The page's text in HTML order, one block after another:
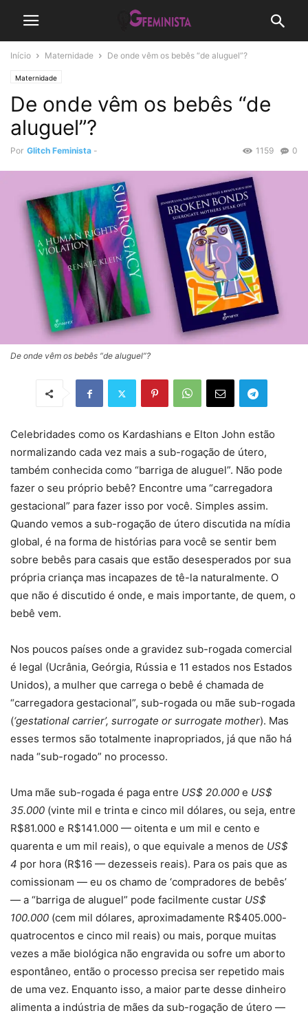
Início Maternidade De onde vêm os bebês “de aluguel”?
Maternidade
De onde vêm os bebês “de
aluguel”?
Por Glitch Feminista - 0
1159
De onde vêm os bebês “de aluguel”?
Celebridades como os Kardashians e Elton John estão
normalizando cada vez mais a sub-rogação de útero,
também conhecida como “barriga de aluguel”. Não pode
fazer o seu próprio bebê? Encontre uma “carregadora
gestacional” para fazer isso por você. Simples assim.
Quando vemos a sub-rogação de útero discutida na mídia
global, é na forma de histórias para você se sentir bem
sobre bebês para casais que estão desesperados por sua
própria criança mas incapazes de tê-la naturalmente. O
que não é discutido é onde, e mais importante, de quem, o
bebê vem.
Nos poucos países onde a gravidez sub-rogada comercial
é legal (Ucrânia, Geórgia, Rússia e 11 estados nos Estados
Unidos), a mulher que carrega o bebê é chamada de
“carregadora gestacional”, sub-rogada ou mãe sub-rogada
(‘gestational carrier’, surrogate or surrogate mother). Mas
esses termos são totalmente inapropriados, já que não há
nada “sub-rogado” no processo.
Uma mãe sub-rogada é paga entre US$ 20.000 e US$
35.000 (vinte mil e trinta e cinco mil dólares, ou seja, entre
R$81.000 e R$141.000 — oitenta e um mil e cento e
quarenta e um mil reais), o que equivale a menos de US$
4 por hora (R$16 — dezesseis reais). Para os pais que as
comissionam — eu os chamo de ‘compradores de bebês’
— a “barriga de aluguel” pode facilmente custar US$
100.000 (cem mil dólares, aproximadamente R$405.000-
quatrocentos e cinco mil reais) ou mais, porque muitas
vezes a mãe biológica não engravida ou sofre um aborto
espontâneo, então o processo precisa ser repetido mais
de uma vez. Enquanto isso, a maior parte desse dinheiro
alimenta a indústria de mães da sub-rogação de útero —